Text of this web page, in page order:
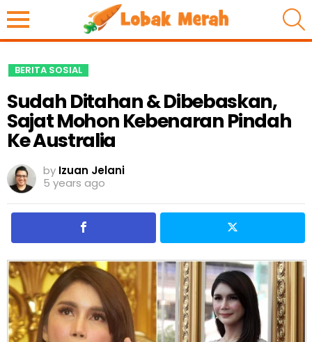
BERITA SOSIAL
Sudah Ditahan & Dibebaskan,
Sajat Mohon Kebenaran Pindah
Ke Australia
by Izuan Jelani
5 years ago